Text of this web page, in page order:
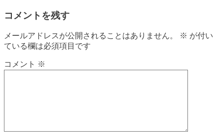
コメントを残す
メールアドレスが公開されることはありません。 ※ が付い
ている欄は必須項目です
コメント ※